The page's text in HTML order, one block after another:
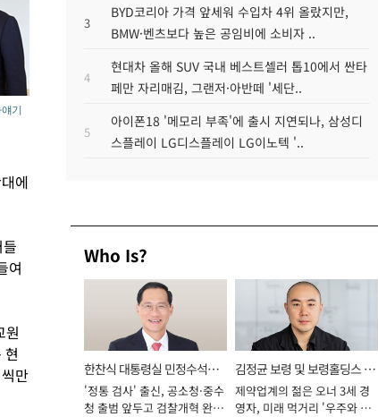
기
에
여
원
만
3
BYD코리아 가격 앞세워 수입차 4위 올랐지만,
BMW·벤츠보다 높은 공임비에 소비자 ..
4
현대차 올해 SUV 국내 베스트셀러 톱10에서 싼타
페만 자리매김, 그랜저·아반떼 '세단..
5
아이폰18 '메모리 부족'에 출시 지연되나, 삼성디
스플레이 LG디스플레이 LG이노텍 '..
Who Is?
한찬식 대통령실 민정수석비
서관
'정통 검사' 출신, 공소청·중수
청 출범 앞두고 검찰개혁 완수
김정균 보령 및 보령홀딩스 대
표이사 사장
제약업계의 젊은 오너 3세 경
영자, 미래 먹거리 '우주와 헬